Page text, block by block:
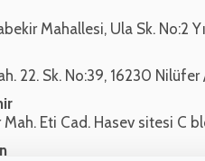
Mahallesi, Ula Sk. No:2
22. Sk. No:39, 16230 Nilüfer
Eti Cad. Hasev sitesi C